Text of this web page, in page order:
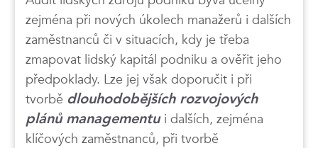
zejména při nových úkolech manažerů i dalších
zaměstnanců či v situacích, kdy je třeba
zmapovat lidský kapitál podniku a ověřit jeho
předpoklady. Lze jej však doporučit i při
tvorbě dlouhodobějších rozvojových
plánů managementu i dalších, zejména
klíčových zaměstnanců, při tvorbě